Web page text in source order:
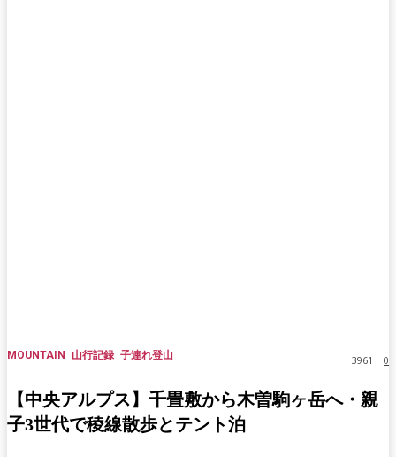
MOUNTAIN 山行記録 子連れ登山 0
3961
【中央アルプス】千畳敷から木曽駒ヶ岳へ・親
子3世代で稜線散歩とテント泊